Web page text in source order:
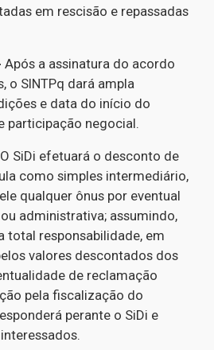
em rescisão e repassadas
Após a assinatura do acordo
o SINTPq dará ampla
e data do início do
participação negocial.
O SiDi efetuará o desconto de
como simples intermediário,
qualquer ônus por eventual
administrativa; assumindo,
total responsabilidade, em
valores descontados dos
de reclamação
pela fiscalização do
perante o SiDi e